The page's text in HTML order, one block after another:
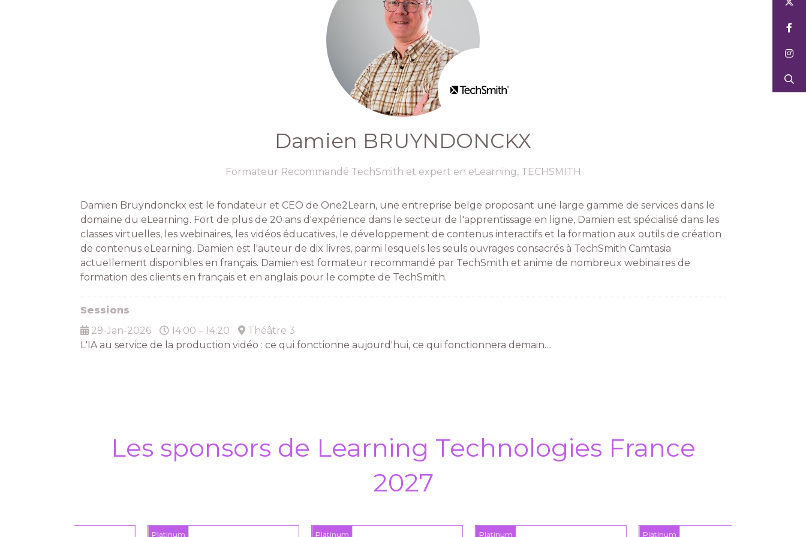
Damien BRUYNDONCKX
Formateur Recommandé TechSmith et expert en eLearning, TECHSMITH
Damien Bruyndonckx est le fondateur et CEO de One2Learn, une entreprise belge proposant une large gamme de services dans le
domaine du eLearning. Fort de plus de 20 ans d'expérience dans le secteur de l'apprentissage en ligne, Damien est spécialisé dans les
classes virtuelles, les webinaires, les vidéos éducatives, le développement de contenus interactifs et la formation aux outils de création
de contenus eLearning. Damien est l'auteur de dix livres, parmi lesquels les seuls ouvrages consacrés à TechSmith Camtasia
actuellement disponibles en français. Damien est formateur recommandé par TechSmith et anime de nombreux webinaires de
formation des clients en français et en anglais pour le compte de TechSmith.
Sessions
29-Jan-2026
14:00 – 14:20
Théâtre 3
L'IA au service de la production vidéo : ce qui fonctionne aujourd'hui, ce qui fonctionnera demain…
Les sponsors de Learning Technologies France
2027